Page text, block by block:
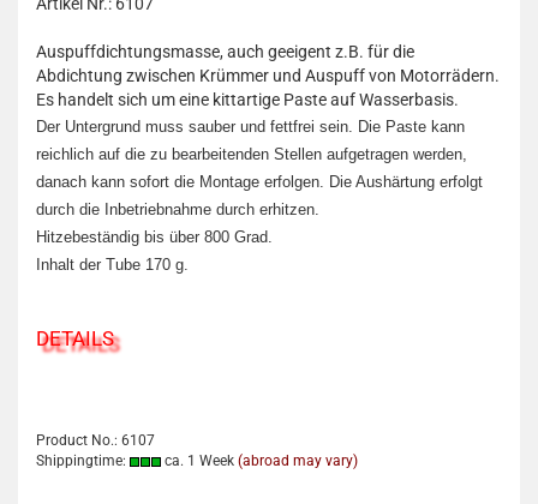
Auspuffdichtungsmasse, auch geeigent z.B. für die
Abdichtung zwischen Krümmer und Auspuff von Motorrädern.
Es handelt sich um eine kittartige Paste auf Wasserbasis.
Der Untergrund muss sauber und fettfrei sein. Die Paste kann
reichlich auf die zu bearbeitenden Stellen aufgetragen werden,
danach kann sofort die Montage erfolgen. Die Aushärtung erfolgt
durch die Inbetriebnahme durch erhitzen.
Hitzebeständig bis über 800 Grad.
Inhalt der Tube 170 g.
DETAILS
Product No.: 6107
Shippingtime:
ca. 1 Week (abroad may vary)